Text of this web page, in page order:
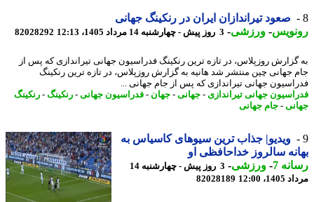
صعود تیراندازان ایران در رنکینگ جهانی
-ورزشی-3 روز پیش - چهارشنبه 14 مرداد 1405، 12:13 82028292
روزپلاس، در تازه ترین رنکینگ فدراسیون جهانی تیراندازی که پس از
جهانی چین منتشر شد هانیه به گزارش روزپلاس، در تازه ترین رنکینگ
جهانی تیراندازی که پس از جام جهانی ...
جهانی تیراندازی- جهانی-جهان-فدراسیون جهانی-رنکینگ-رنکینگ
-جام جهانی
ویدیو| جذاب ترین سیوهای کاسیاس به
سالروز خداحافظی او
7
-ورزشی-
3 روز پیش - چهارشنبه 14
12:00
82028189